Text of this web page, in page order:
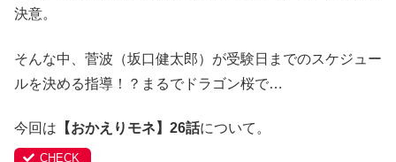
決意。
そんな中、菅波（坂口健太郎）が受験日までのスケジュー
ルを決める指導！？まるでドラゴン桜で…
今回は 【おかえりモネ】26話について。